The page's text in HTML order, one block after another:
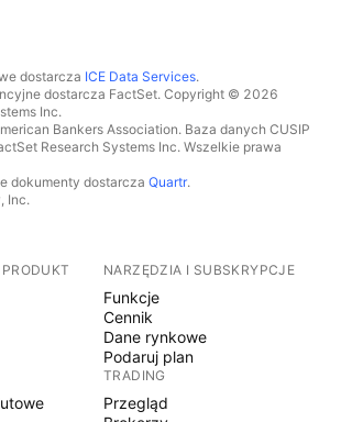
dostarcza ICE Data Services.
dostarcza FactSet. Copyright © 2026
Inc.
Bankers Association. Baza danych CUSIP
Research Systems Inc. Wszelkie prawa
dokumenty dostarcza Quartr.
Inc.
NARZĘDZIA I SUBSKRYPCJE
Funkcje
Cennik
Dane rynkowe
Podaruj plan
TRADING
Przegląd